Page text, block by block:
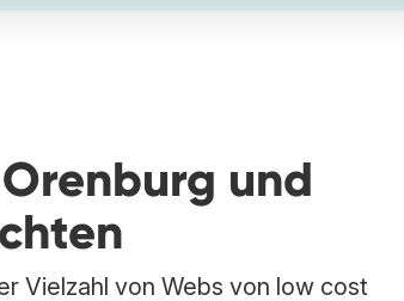
und
Vielzahl von Webs von low cost